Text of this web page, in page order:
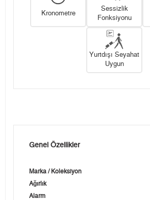
Kronometre
Sessizlik
Fonksiyonu
Yurtdışı Seyahat
Uygun
Genel Özellikler
Marka / Koleksiyon
Ağırlık
Alarm